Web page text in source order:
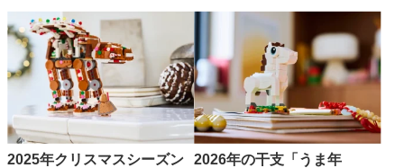
2025年クリスマスシーズン
2026年の干支「うま年